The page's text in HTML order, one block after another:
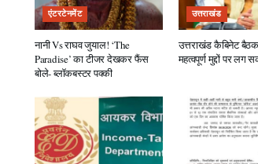
एंटरटेनमेंट
नानी Vs राघव जुयाल! ‘The
Paradise’ का टीजर देखकर फैंस
बोले- ब्लॉकबस्टर पक्की
उत्तराखंड
उत्तराखंड कैबिनेट
महत्वपूर्ण मुद्दों पर लग